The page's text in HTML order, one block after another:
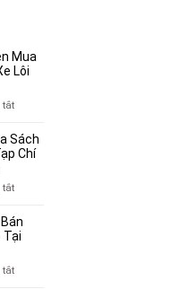
Mua
Lôi
tắtở
4
Địa
Xe
Ba
Cũ,
Sách
Chí
tắtở
10
Chỗ
Tại
tắtở